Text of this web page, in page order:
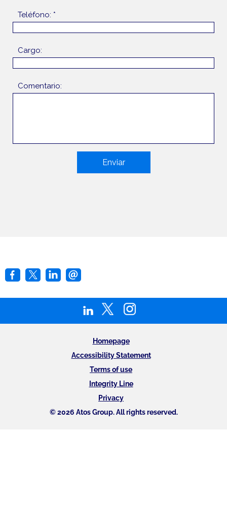
Teléfono: *
Cargo:
Comentario:
Enviar
Homepage
Accessibility Statement
Terms of use
Integrity Line
Privacy
© 2026 Atos Group. All rights reserved.